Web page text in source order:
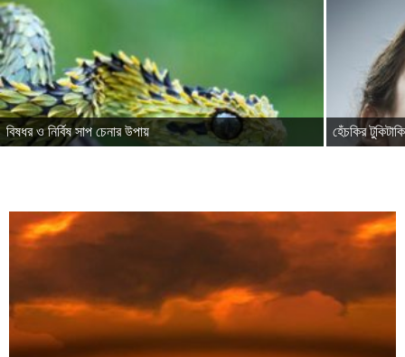
বিষধর ও নির্বিষ সাপ চেনার উপায় হেঁচকির টুকিটাকি